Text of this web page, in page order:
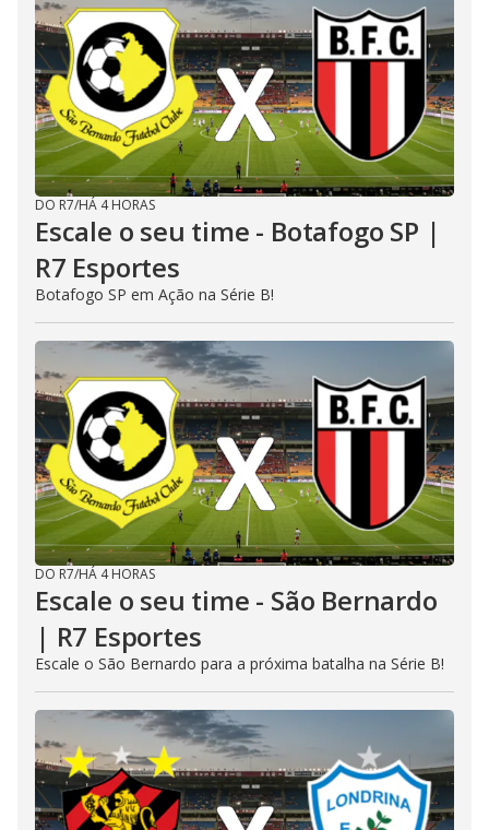
DO R7/HÁ 4 HORAS
Escale o seu time - Botafogo SP |
R7 Esportes
Botafogo SP em Ação na Série B!
DO R7/HÁ 4 HORAS
Escale o seu time - São Bernardo
| R7 Esportes
Escale o São Bernardo para a próxima batalha na Série B!